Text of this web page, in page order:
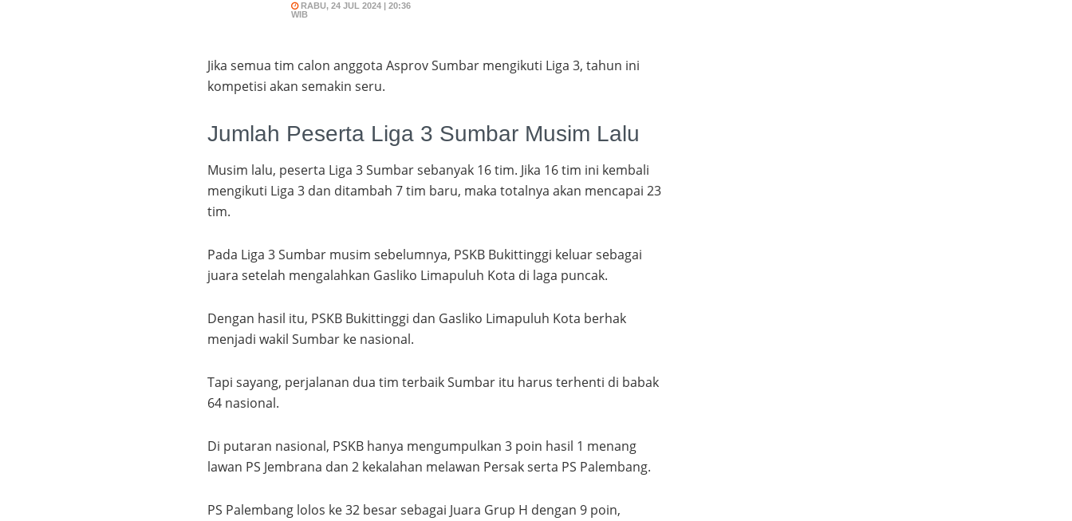
RABU, 24 JUL 2024 | 20:36
WIB
Jika semua tim calon anggota Asprov Sumbar mengikuti Liga 3, tahun ini
kompetisi akan semakin seru.
Jumlah Peserta Liga 3 Sumbar Musim Lalu
Musim lalu, peserta Liga 3 Sumbar sebanyak 16 tim. Jika 16 tim ini kembali
mengikuti Liga 3 dan ditambah 7 tim baru, maka totalnya akan mencapai 23
tim.
Pada Liga 3 Sumbar musim sebelumnya, PSKB Bukittinggi keluar sebagai
juara setelah mengalahkan Gasliko Limapuluh Kota di laga puncak.
Dengan hasil itu, PSKB Bukittinggi dan Gasliko Limapuluh Kota berhak
menjadi wakil Sumbar ke nasional.
Tapi sayang, perjalanan dua tim terbaik Sumbar itu harus terhenti di babak
64 nasional.
Di putaran nasional, PSKB hanya mengumpulkan 3 poin hasil 1 menang
lawan PS Jembrana dan 2 kekalahan melawan Persak serta PS Palembang.
PS Palembang lolos ke 32 besar sebagai Juara Grup H dengan 9 poin,